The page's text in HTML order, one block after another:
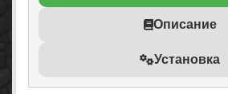
Описание
Установка